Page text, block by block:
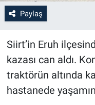
Paylaş
Siirt’in Eruh
kazası can aldı.
traktörün altında
hastanede